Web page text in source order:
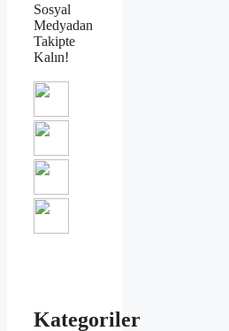
Sosyal
Medyadan
Takipte
Kalın!
Kategoriler